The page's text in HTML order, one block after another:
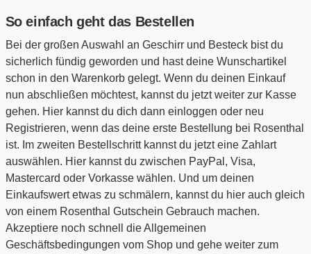
So einfach geht das Bestellen
Bei der großen Auswahl an Geschirr und Besteck bist du
sicherlich fündig geworden und hast deine Wunschartikel
schon in den Warenkorb gelegt. Wenn du deinen Einkauf
nun abschließen möchtest, kannst du jetzt weiter zur Kasse
gehen. Hier kannst du dich dann einloggen oder neu
Registrieren, wenn das deine erste Bestellung bei Rosenthal
ist. Im zweiten Bestellschritt kannst du jetzt eine Zahlart
auswählen. Hier kannst du zwischen PayPal, Visa,
Mastercard oder Vorkasse wählen. Und um deinen
Einkaufswert etwas zu schmälern, kannst du hier auch gleich
von einem Rosenthal Gutschein Gebrauch machen.
Akzeptiere noch schnell die Allgemeinen
Geschäftsbedingungen vom Shop und gehe weiter zum